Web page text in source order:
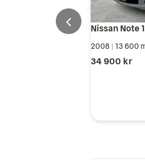
2008 13 600
34 900 kr